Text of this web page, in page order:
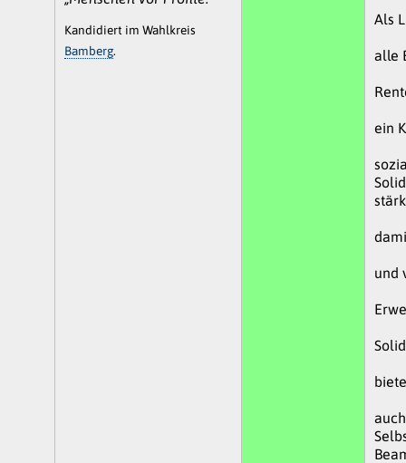
Kandidiert im Wahlkreis
Bamberg.
Als
alle
ein
und